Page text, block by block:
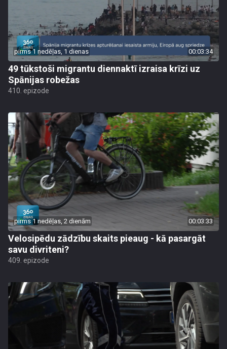
pirms 1 nedēļas, 1 dienas 00:03:34
49 tūkstoši migrantu diennaktī izraisa krīzi uz
Spānijas robežas
410. epizode
pirms 1 nedēļas, 2 dienām 00:03:33
Velosipēdu zādzību skaits pieaug - kā pasargāt
savu divriteni?
409. epizode